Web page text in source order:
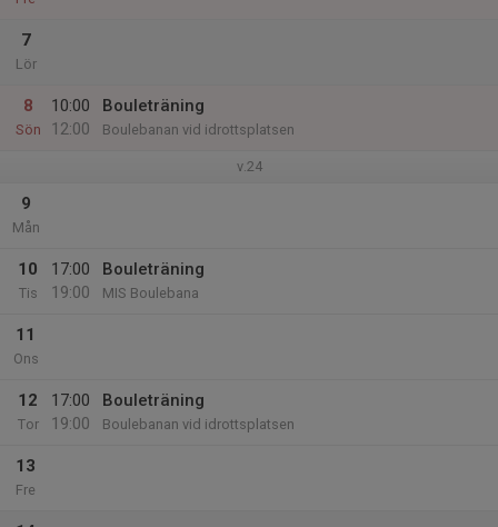
7
Lör
8
Sön
10:00
12:00
Bouleträning
Boulebanan vid idrottsplatsen
v.24
9
Mån
10
Tis
17:00
19:00
Bouleträning
MIS Boulebana
11
Ons
12
Tor
17:00
19:00
Bouleträning
Boulebanan vid idrottsplatsen
13
Fre